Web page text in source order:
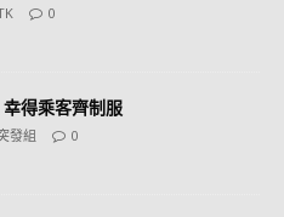
0
得乘客齊制服
發組 0